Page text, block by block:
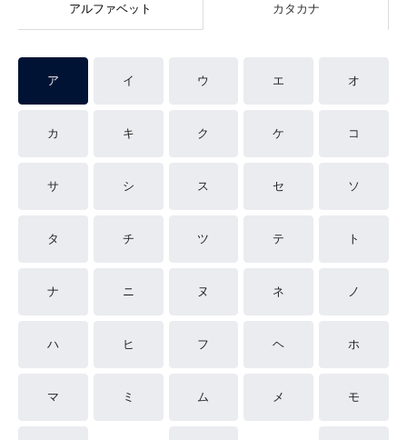
アルファベット カタカナ
ア イ ウ エ オ
カ キ ク ケ コ
サ シ ス セ ソ
タ チ ツ テ ト
ナ ニ ヌ ネ ノ
ハ ヒ フ ヘ ホ
マ ミ ム メ モ